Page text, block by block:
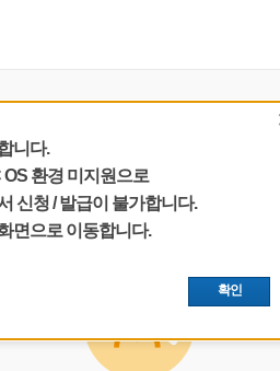
고객님께서 가까운 서류제출기관을 직접
방문하시거나, 한국정보인증의 설치기사가
고객님께 방문하여 작성하신
신청서와 제출서류를 접수합니다.
니다.
OS 환경 미지원으로
신청 / 발급이 불가합니다.
면으로 이동합니다.
확인